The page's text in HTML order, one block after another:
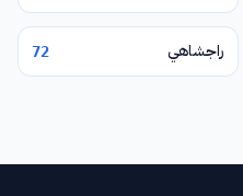
راجشاهي 72